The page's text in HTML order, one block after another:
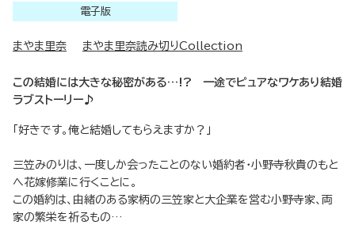
電子版
まやま里奈 まやま里奈読み切りCollection
この結婚には大きな秘密がある…!? 一途でピュアなワケあり結婚
ラブストーリー♪
「好きです。俺と結婚してもらえますか？」
三笠みのりは、一度しか会ったことのない婚約者・小野寺秋貴のもと
へ花嫁修業に行くことに。
この婚約は、由緒のある家柄の三笠家と大企業を営む小野寺家、両
家の繁栄を祈るもの…